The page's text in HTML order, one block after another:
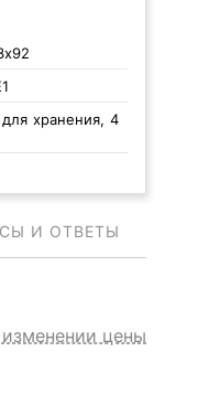
хранения, 4
И ОТВЕТЫ
цены